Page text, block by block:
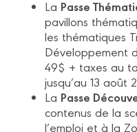
La Passe
pavillons
les thématiques
Développement
49$ + taxes au
jusqu’au 13 août
La Passe
contenus de la
l’emploi et à la